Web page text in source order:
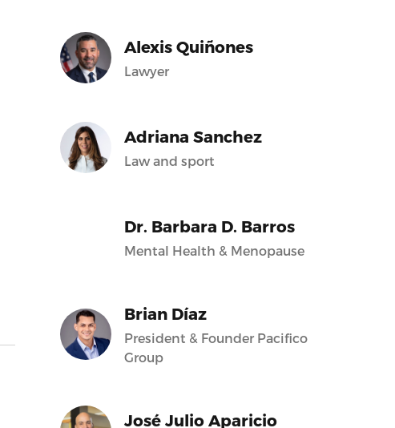
Alexis Quiñones
Lawyer
Adriana Sanchez
Law and sport
Dr. Barbara D. Barros
Mental Health & Menopause
Brian Díaz
President & Founder Pacifico
Group
José Julio Aparicio